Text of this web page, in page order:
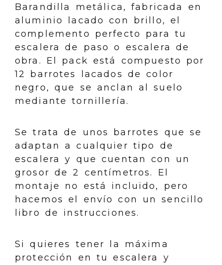
Barandilla metálica, fabricada en
aluminio lacado con brillo, el
complemento perfecto para tu
escalera de paso o escalera de
obra. El pack está compuesto por
12 barrotes lacados de color
negro, que se anclan al suelo
mediante tornillería.
Se trata de unos barrotes que se
adaptan a cualquier tipo de
escalera y que cuentan con un
grosor de 2 centímetros. El
montaje no está incluido, pero
hacemos el envío con un sencillo
libro de instrucciones.
Si quieres tener la máxima
protección en tu escalera y